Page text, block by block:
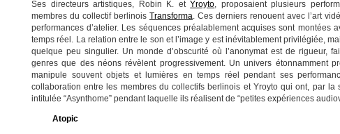
Ses directeurs artistiques, Robin K. etYroyto, proposaient plusieurs
membres du collectif berlinois Transforma. Ces derniers renouent avec l’art
performances d’atelier. Les séquences préalablement acquises sont montées
temps réel. La relation entre le son et l’image y est inévitablement privilégiée,
quelque peu singulier. Un monde d’obscurité où l’anonymat est de rigueur,
genres que des néons révèlent progressivement. Un univers étonnamment
manipule souvent objets et lumières en temps réel pendant ses
collaboration entre les membres du collectifs berlinois et Yroyto qui ont, par la
intitulée “Asynthome” pendant laquelle ils réalisent de “petites expériences
Atopic